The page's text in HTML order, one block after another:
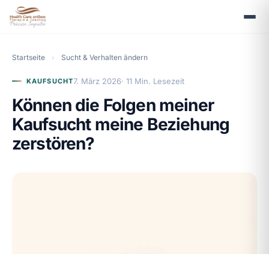
Startseite › Sucht & Verhalten ändern
KAUFSUCHT7. März 2026· 11 Min. Lesezeit
Können die Folgen meiner
Kaufsucht meine Beziehung
zerstören?